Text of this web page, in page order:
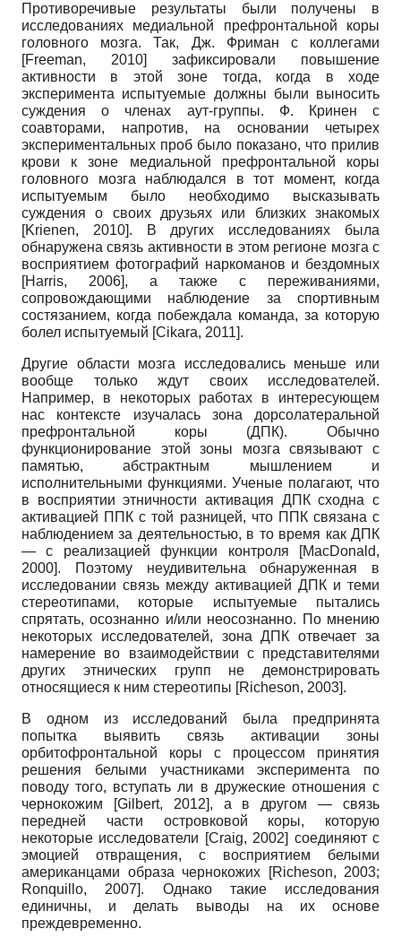
Противоречивые результаты были получены в
исследованиях медиальной префронтальной коры
головного мозга. Так, Дж. Фриман с коллегами
[Freeman, 2010]
зафиксировали повышение
активности в этой зоне тогда, когда в ходе
эксперимента испытуемые должны были выносить
суждения о членах аут-группы. Ф. Кринен с
соавторами, напротив, на основании четырех
экспериментальных проб было показано, что прилив
крови к зоне медиальной префронтальной коры
головного мозга наблюдался в тот момент, когда
испытуемым было необходимо высказывать
суждения о своих друзьях или близких знакомых
[Krienen, 2010]. В других исследованиях была
обнаружена связь активности в этом регионе мозга с
восприятием фотографий наркоманов и бездомных
[Harris, 2006], а также с переживаниями,
сопровождающими наблюдение за спортивным
состязанием, когда побеждала команда, за которую
болел испытуемый [Cikara, 2011].
Другие области мозга исследовались меньше или
вообще только ждут своих исследователей.
Например, в некоторых работах в интересующем
нас контексте изучалась зона дорсолате­ральной
префронтальной коры (ДПК). Обычно
функционирование этой зоны мозга связывают с
памятью, абстрактным мышлением и
исполнительными функциями. Ученые полагают, что
в восприятии этничности активация ДПК сходна с
активацией ППК с той разницей, что ППК связана с
наблюдением за деятельностью, в то время как ДПК
— с реализацией функции контроля
[MacDonald,
2000]. Поэтому неудивительна обнаруженная в
исследовании связь между активацией ДПК и теми
стереотипами, которые испытуемые пытались
спрятать, осознанно и/или неосознанно. По мнению
некоторых исследователей, зона ДПК отвечает за
намерение во взаимодействии с представителями
других этнических групп не демонстрировать
относящиеся к ним стереотипы [Richeson, 2003].
В одном из исследований была предпринята
попытка выявить связь активации зоны
орбитофронтальной коры с процессом принятия
решения белыми участниками эксперимента по
поводу того, вступать ли в дружеские отношения с
чернокожим
[Gilbert, 2012], а в другом — связь
передней части островковой коры, которую
некоторые исследователи [Craig, 2002] соединяют с
эмоцией отвращения, с восприятием белыми
американцами образа чернокожих
[Richeson, 2003;
Ronquillo, 2007]. Однако такие исследования
единичны, и делать выводы на их основе
преждевременно.